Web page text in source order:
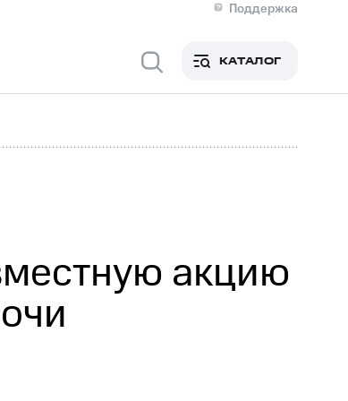
Поддержка
Медиа-центр
в регионе
Рынок акций
КАТАЛОГ
акцию